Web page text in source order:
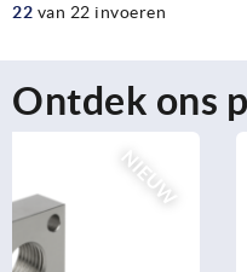
22 van 22 invoeren
Ontdek ons